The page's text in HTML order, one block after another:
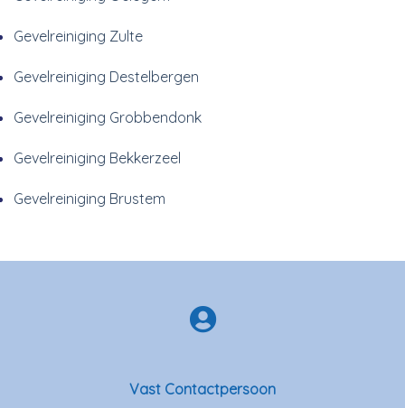
Gevelreiniging Zulte
Gevelreiniging Destelbergen
Gevelreiniging Grobbendonk
Gevelreiniging Bekkerzeel
Gevelreiniging Brustem
Vast Contactpersoon